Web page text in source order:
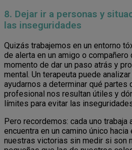
8. Dejar ir a personas y
las inseguridades
Quizás trabajemos en un entorno
de alerta en un amigo o compañero
momento de dar un paso atrás y
mental. Un terapeuta puede
ayudarnos a determinar qué partes
profesional nos resultan útiles y
límites para evitar las
Pero recordemos: cada uno
encuentra en un camino único
nuestras victorias sin medir si son